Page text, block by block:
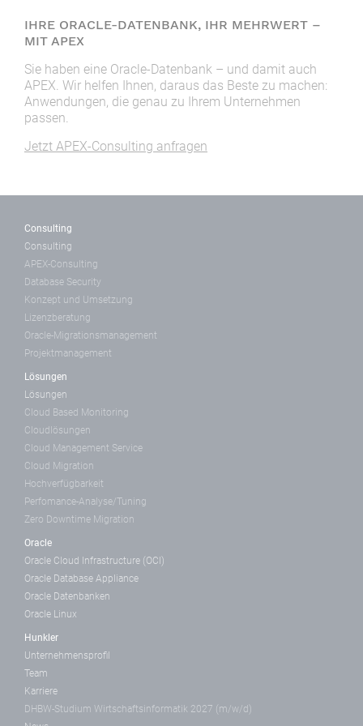
IHRE ORACLE-DATENBANK, IHR MEHRWERT –
MIT APEX
Sie haben eine Oracle-Datenbank – und damit auch
APEX. Wir helfen Ihnen, daraus das Beste zu machen:
Anwendungen, die genau zu Ihrem Unternehmen
passen.
Jetzt APEX-Consulting anfragen
Consulting
Consulting
APEX-Consulting
Database Security
Konzept und Umsetzung
Lizenzberatung
Oracle-Migrationsmanagement
Projektmanagement
Lösungen
Lösungen
Cloud Based Monitoring
Cloudlösungen
Cloud Management Service
Cloud Migration
Hochverfügbarkeit
Perfomance-Analyse/Tuning
Zero Downtime Migration
Oracle
Oracle Cloud Infrastructure (OCI)
Oracle Database Appliance
Oracle Datenbanken
Oracle Linux
Hunkler
Unternehmensprofil
Team
Karriere
DHBW-Studium Wirtschaftsinformatik 2027 (m/w/d)